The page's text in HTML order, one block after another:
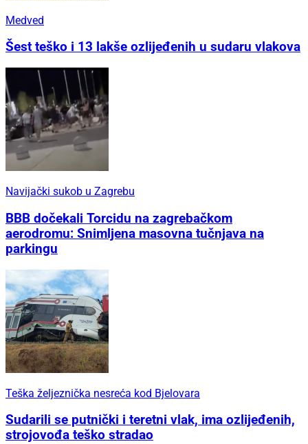
Medved
Šest teško i 13 lakše ozlijeđenih u sudaru vlakova
Navijački sukob u Zagrebu
BBB dočekali Torcidu na zagrebačkom
aerodromu: Snimljena masovna tučnjava na
parkingu
Teška željeznička nesreća kod Bjelovara
Sudarili se putnički i teretni vlak, ima ozlijeđenih,
strojovođa teško stradao